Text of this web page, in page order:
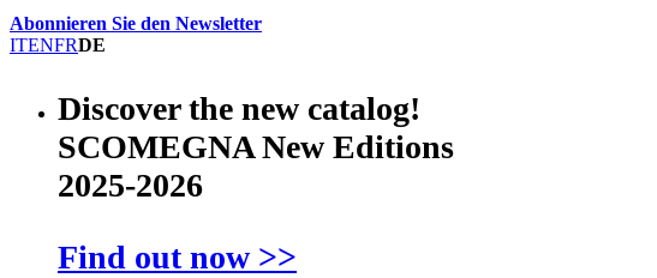
Abonnieren Sie den Newsletter
ITENFRDE
Discover the new catalog!
SCOMEGNA New Editions
2025-2026
Find out now >>